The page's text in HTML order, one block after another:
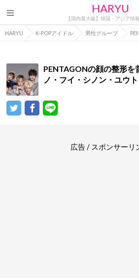
HARYU
【国内最大級】韓国・アジア情
HARYU K-POPアイドル 男性グループ
PENTAGONの顔の整形を
ノ・フイ・シノン・ユウ
広告 / スポンサーリ